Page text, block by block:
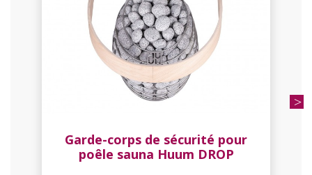
Garde-corps de sécurité pour
poêle sauna Huum DROP